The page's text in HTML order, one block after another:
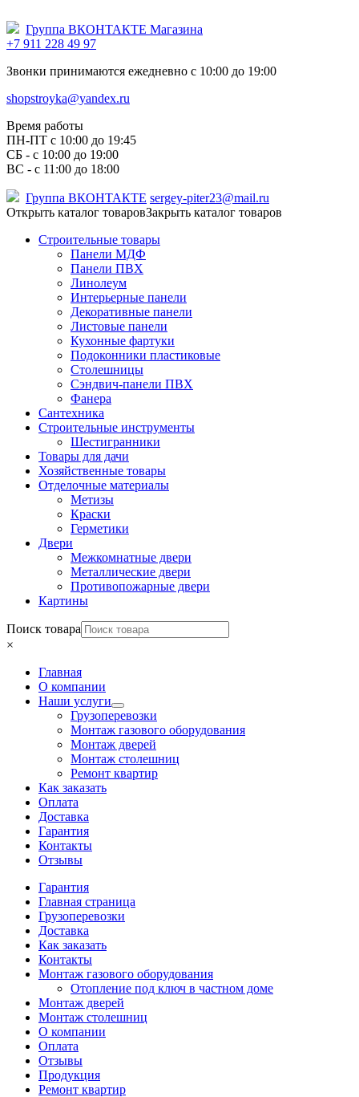
Группа ВКОНТАКТЕ Магазина
+7 911 228 49 97
Звонки принимаются ежедневно с 10:00 до 19:00
shopstroyka@yandex.ru
Время работы
ПН-ПТ c 10:00 до 19:45
СБ - с 10:00 до 19:00
ВС - с 11:00 до 18:00
Группа ВКОНТАКТЕ sergey-piter23@mail.ru
Открыть каталог товаровЗакрыть каталог товаров
Строительные товары
Панели МДФ
Панели ПВХ
Линолеум
Интерьерные панели
Декоративные панели
Листовые панели
Кухонные фартуки
Подоконники пластиковые
Столешницы
Сэндвич-панели ПВХ
Фанера
Сантехника
Строительные инструменты
Шестигранники
Товары для дачи
Хозяйственные товары
Отделочные материалы
Метизы
Краски
Герметики
Двери
Межкомнатные двери
Металлические двери
Противопожарные двери
Картины
Поиск товара
×
Главная
О компании
Наши услуги
Грузоперевозки
Монтаж газового оборудования
Монтаж дверей
Монтаж столешниц
Ремонт квартир
Как заказать
Оплата
Доставка
Гарантия
Контакты
Отзывы
Гарантия
Главная страница
Грузоперевозки
Доставка
Как заказать
Контакты
Монтаж газового оборудования
Отопление под ключ в частном доме
Монтаж дверей
Монтаж столешниц
О компании
Оплата
Отзывы
Продукция
Ремонт квартир